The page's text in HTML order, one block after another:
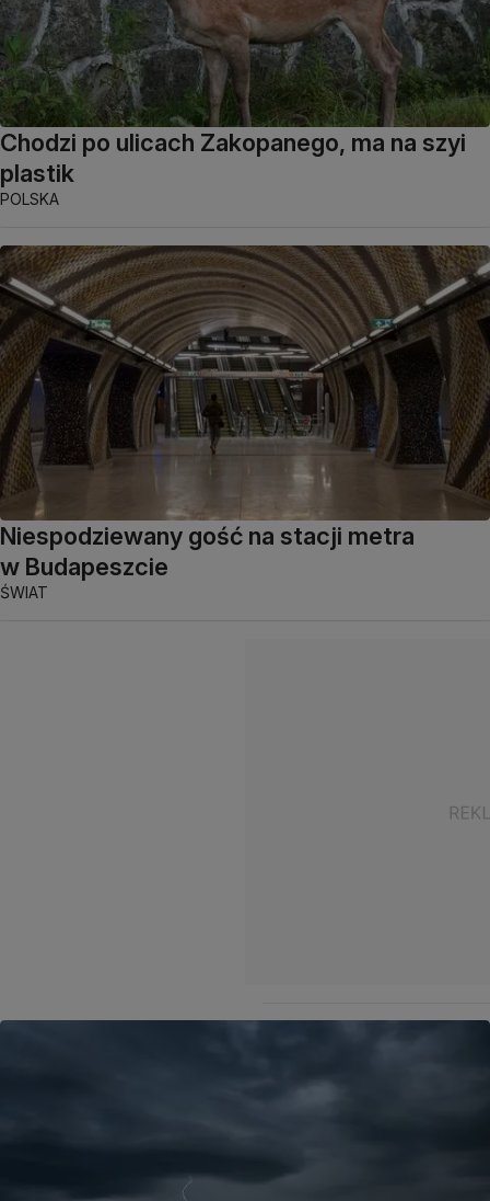
Chodzi po ulicach Zakopanego, ma na szyi
plastik
POLSKA
Niespodziewany gość na stacji metra
w Budapeszcie
ŚWIAT